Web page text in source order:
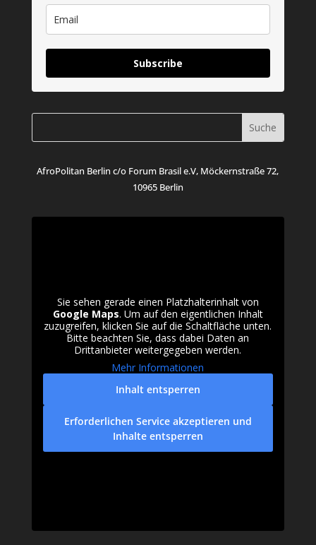
Subscribe
AfroPolitan Berlin c/o Forum Brasil e.V, Möckernstraße 72,
10965 Berlin
Sie sehen gerade einen Platzhalterinhalt von
Google Maps. Um auf den eigentlichen Inhalt
zuzugreifen, klicken Sie auf die Schaltfläche unten.
Bitte beachten Sie, dass dabei Daten an
Drittanbieter weitergegeben werden.
Mehr Informationen
Inhalt entsperren
Erforderlichen Service akzeptieren und
Inhalte entsperren